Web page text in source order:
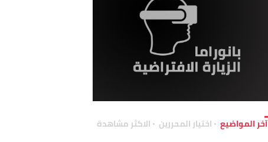
آخر المواضيع اختيار المحررين الاكثر مشاهدة